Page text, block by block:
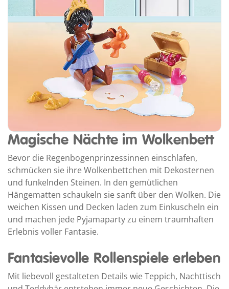
Magische Nächte im Wolkenbett
Bevor die Regenbogenprinzessinnen einschlafen,
schmücken sie ihre Wolkenbettchen mit Dekosternen
und funkelnden Steinen. In den gemütlichen
Hängematten schaukeln sie sanft über den Wolken. Die
weichen Kissen und Decken laden zum Einkuscheln ein
und machen jede Pyjamaparty zu einem traumhaften
Erlebnis voller Fantasie.
Fantasievolle Rollenspiele erleben
Mit liebevoll gestalteten Details wie Teppich, Nachttisch